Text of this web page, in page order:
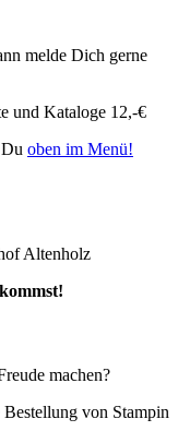
melde Dich gerne
und Kataloge 12,-€
oben im Menü!
Altenholz
machen?
von Stampin